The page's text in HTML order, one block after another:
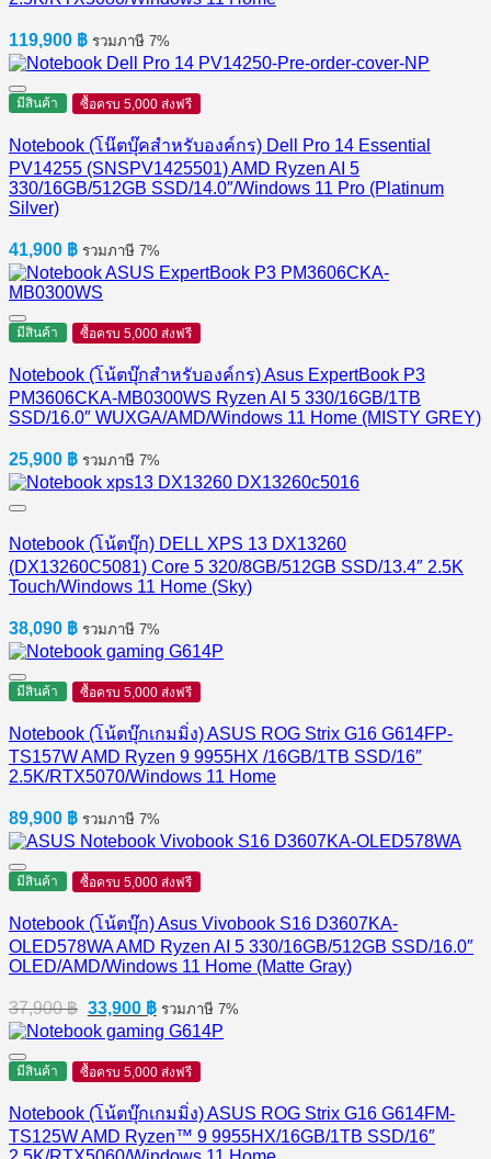
119,900 ฿ รวมภาษี 7%
มีสินค้า ซื้อครบ 5,000 ส่งฟรี
Notebook (โน๊ตบุ๊คสำหรับองค์กร) Dell Pro 14 Essential
PV14255 (SNSPV1425501) AMD Ryzen AI 5
330/16GB/512GB SSD/14.0″/Windows 11 Pro (Platinum
Silver)
41,900 ฿ รวมภาษี 7%
มีสินค้า ซื้อครบ 5,000 ส่งฟรี
Notebook (โน้ตบุ๊กสำหรับองค์กร) Asus ExpertBook P3
PM3606CKA-MB0300WS Ryzen AI 5 330/16GB/1TB
SSD/16.0″ WUXGA/AMD/Windows 11 Home (MISTY GREY)
25,900 ฿ รวมภาษี 7%
Notebook (โน้ตบุ๊ก) DELL XPS 13 DX13260
(DX13260C5081) Core 5 320/8GB/512GB SSD/13.4″ 2.5K
Touch/Windows 11 Home (Sky)
38,090 ฿ รวมภาษี 7%
มีสินค้า ซื้อครบ 5,000 ส่งฟรี
Notebook (โน้ตบุ๊กเกมมิ่ง) ASUS ROG Strix G16 G614FP-
TS157W AMD Ryzen 9 9955HX /16GB/1TB SSD/16″
2.5K/RTX5070/Windows 11 Home
89,900 ฿ รวมภาษี 7%
มีสินค้า ซื้อครบ 5,000 ส่งฟรี
Notebook (โน้ตบุ๊ก) Asus Vivobook S16 D3607KA-
OLED578WA AMD Ryzen AI 5 330/16GB/512GB SSD/16.0″
OLED/AMD/Windows 11 Home (Matte Gray)
37,900฿ Original
price
was:
37,900 ฿.
33,900 ฿Current
price
is:
33,900 ฿.
รวมภาษี 7%
มีสินค้า ซื้อครบ 5,000 ส่งฟรี
Notebook (โน้ตบุ๊กเกมมิ่ง) ASUS ROG Strix G16 G614FM-
TS125W AMD Ryzen™ 9 9955HX/16GB/1TB SSD/16″